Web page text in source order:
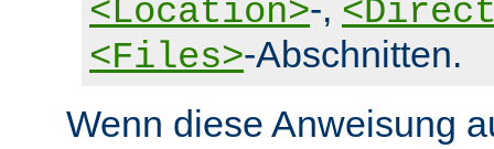
<Location>-,
<Files>-Abschnitten.
Wenn diese Anweisung